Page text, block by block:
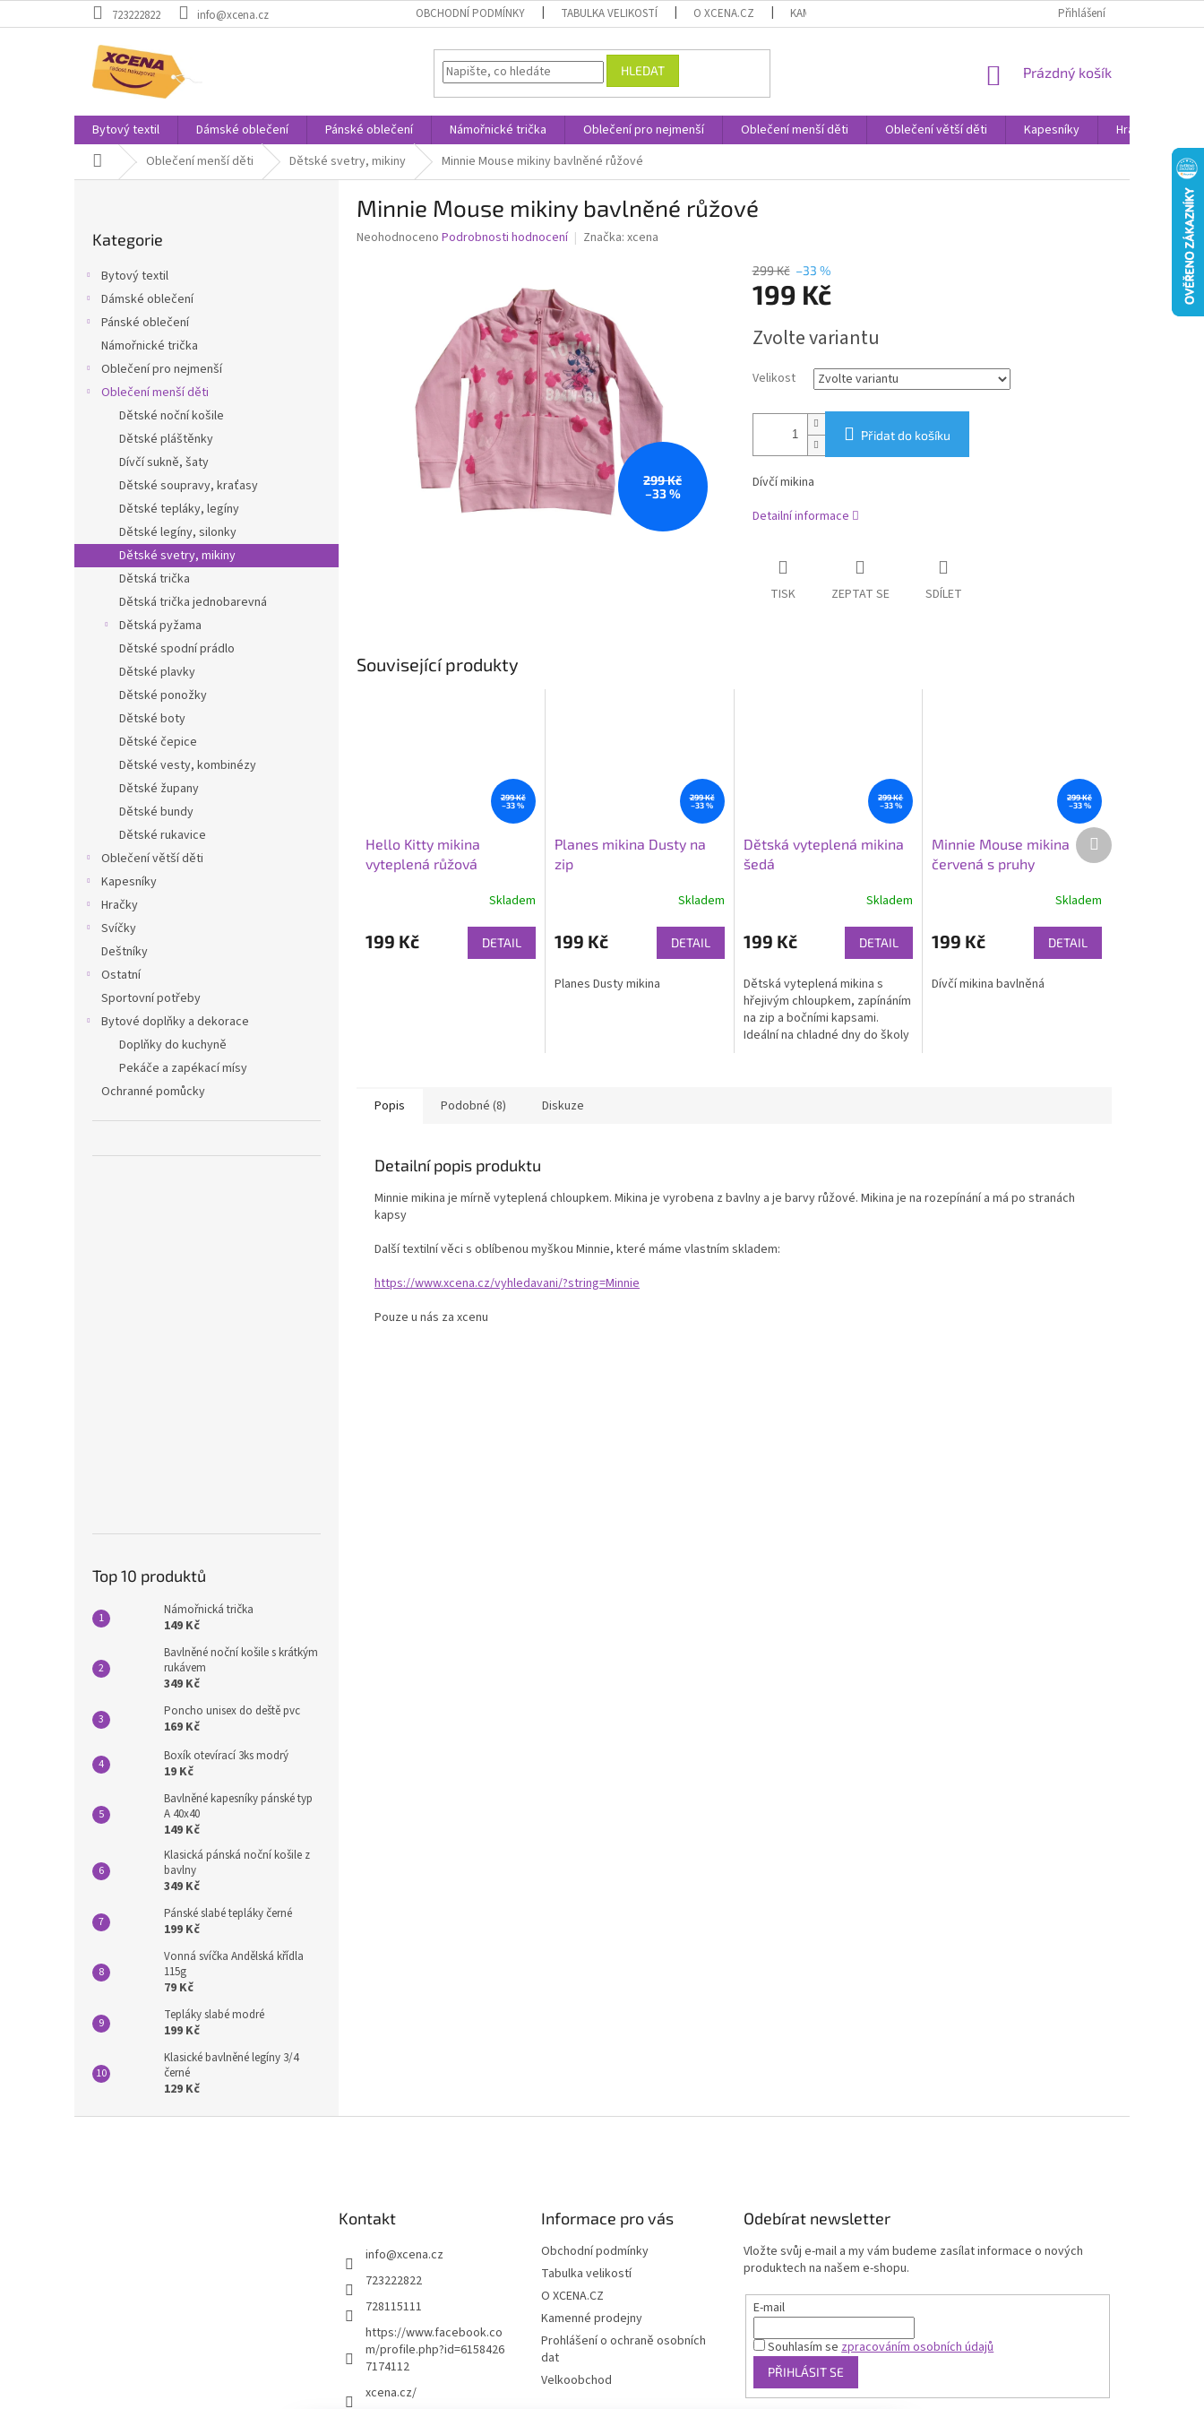
na
723222822 info@xcena.cz OBCHODNÍ PODMÍNKY TABULKA VELIKOSTÍ O XCENA.CZ KAMENNÉ PRODEJNY PROHLÁŠENÍ O OCHRANĚ OSOBNÍCH DAT
Přihlášení
HLEDAT
NÁKUPNÍ
Prázdný košík
Bytový textil Dámské oblečení Pánské oblečení Námořnické trička Oblečení pro nejmenší Oblečení menší děti Oblečení větší děti Kapesníky Hračky
Domů Oblečení menší děti Dětské svetry, mikiny Minnie Mouse mikiny bavlněné růžové
kategorie
Kategorie
Bytový textil
Dámské oblečení
Pánské oblečení
Námořnické trička
Oblečení pro nejmenší
Oblečení menší děti
Dětské noční košile
Dětské pláštěnky
Dívčí sukně, šaty
Dětské soupravy, kraťasy
Dětské tepláky, legíny
Dětské legíny, silonky
Dětské svetry, mikiny
Dětská trička
Dětská trička jednobarevná
Dětská pyžama
Dětské spodní prádlo
Dětské plavky
Dětské ponožky
Dětské boty
Dětské čepice
Dětské vesty, kombinézy
Dětské župany
Dětské bundy
Dětské rukavice
Oblečení větší děti
Kapesníky
Hračky
Svíčky
Deštníky
Ostatní
Sportovní potřeby
Bytové doplňky a dekorace
Doplňky do kuchyně
Pekáče a zapékací mísy
Ochranné pomůcky
Top 10 produktů
Námořnická trička
149 Kč
Bavlněné noční košile s krátkým
rukávem
349 Kč
Poncho unisex do deště pvc
169 Kč
Boxík otevírací 3ks modrý
19 Kč
Bavlněné kapesníky pánské typ
A 40x40
149 Kč
Klasická pánská noční košile z
bavlny
349 Kč
Pánské slabé tepláky černé
199 Kč
Vonná svíčka Andělská křídla
115g
79 Kč
Tepláky slabé modré
199 Kč
Klasické bavlněné legíny 3/4
černé
129 Kč
Minnie Mouse mikiny bavlněné růžové
Průměrné
Neohodnoceno Podrobnosti hodnocení Značka: xcena
299 Kč
–33 %
299 Kč –33 %
199 Kč
cena:
Zvolte variantu
Velikost
Přidat do košíku
Dívčí mikina
Detailní informace
TISK ZEPTAT SE SDÍLET
Související produkty
299 Kč
–33 %
Hello Kitty mikina
vyteplená růžová
Skladem
199 Kč DETAIL
299 Kč
–33 %
Planes mikina Dusty na
zip
Skladem
199 Kč DETAIL
Planes Dusty mikina
299 Kč
–33 %
Dětská vyteplená mikina
šedá
Skladem
199 Kč DETAIL
Dětská vyteplená mikina s
hřejivým chloupkem, zapínáním
na zip a bočními kapsami.
Ideální na chladné dny do školy
299 Kč
–33 %
Minnie Mouse mikina
červená s pruhy
Skladem
199 Kč DETAIL
Dívčí mikina bavlněná
Další
produkt
Popis Podobné (8) Diskuze
Detailní popis produktu
Minnie mikina je mírně vyteplená chloupkem. Mikina je vyrobena z bavlny a je barvy růžové. Mikina je na rozepínání a má po stranách
kapsy
Další textilní věci s oblíbenou myškou Minnie, které máme vlastním skladem:
https://www.xcena.cz/vyhledavani/?string=Minnie
Pouze u nás za xcenu
Kontakt
info@xcena.cz
723222822
728115111
https://www.facebook.co
m/profile.php?id=6158426
7174112
xcena.cz/
Informace pro vás
Obchodní podmínky
Tabulka velikostí
O XCENA.CZ
Kamenné prodejny
Prohlášení o ochraně osobních
dat
Velkoobchod
Odebírat newsletter
Vložte svůj e-mail a my vám budeme zasílat informace o nových
produktech na našem e-shopu.
E-mail
Souhlasím se zpracováním osobních údajů
PŘIHLÁSIT SE